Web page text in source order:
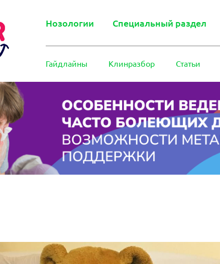
Нозологии Специальный раздел
Гайдлайны Клинразбор Статьи